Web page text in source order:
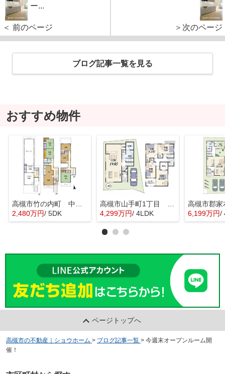
ー...
＜ 前のページ ＞次のページ
ブログ記事一覧を見る
おすすめ物件
2,480万円/ 5DK
4,299万円/ 4LDK 6,199万円/
ページトップへ
高槻市の不動産｜ショウホーム > ブログ記事一覧 > 今週末オープンルーム開
催！